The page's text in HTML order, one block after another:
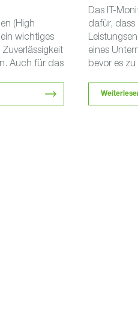
(High
wichtiges
Auch für das
eingerichtet
…
Das IT-
dafür, dass
eines
bevor es
und …